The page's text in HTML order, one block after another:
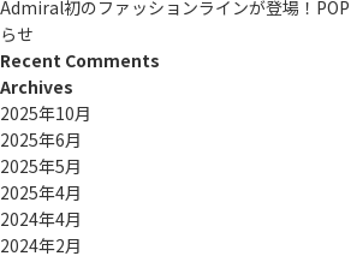
Admiral初のファッションラインが登場！
らせ
Recent Comments
Archives
2025年10月
2025年6月
2025年5月
2025年4月
2024年4月
2024年2月